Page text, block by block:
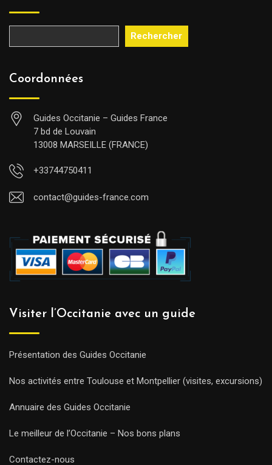
Rechercher
Coordonnées
Guides Occitanie – Guides France
7 bd de Louvain
13008 MARSEILLE (FRANCE)
+33744750411
contact@guides-france.com
Visiter l’Occitanie avec un guide
Présentation des Guides Occitanie
Nos activités entre Toulouse et Montpellier (visites, excursions)
Annuaire des Guides Occitanie
Le meilleur de l’Occitanie – Nos bons plans
Contactez-nous